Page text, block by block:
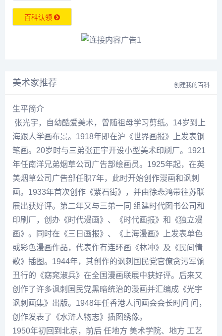
百科认领
美术家推荐 创建我的百科
生平简介
张光宇，自幼酷爱美术，曾随祖母学习剪纸。14岁到上
海跟人学画布景。1918年即在沪《世界画报》上发表钢
笔画。20岁时与三弟张正宇开设小型美术印刷厂。1921
年任南洋兄弟烟草公司广告部绘画员。1925年起，在英
美烟草公司广告部任职7年，此时开始创作漫画和讽刺
画。1933年首次创作《紫石街》，并由徐悲鸿带往苏联
展出获好评。第二年又与三弟一同 组建时代图书公司和
印刷厂，创办《时代漫画》、《时代画报》和《独立漫
画》。同时在《三日画报》、《上海漫画》上发表单色
或彩色漫画作品，代表作有连环画《林冲》及《民间情
歌》插图。1944年，其创作的讽刺国民党官僚贪污军饷
丑行的《窈窕淑兵》在全国漫画联展中获好评。后来又
创作了许多讽刺国民党黑暗统治的漫画并汇编成《光宇
讽刺画集》出版。1948年任香港人间画会会长时间 间，
创作发表了《水浒人物志》插图绣像。
1950年初回到北京，前后 任地方 美术学院、地方 工艺